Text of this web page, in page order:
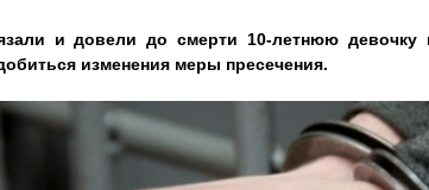
и довели до смерти 10-летнюю девочку
изменения меры пресечения.